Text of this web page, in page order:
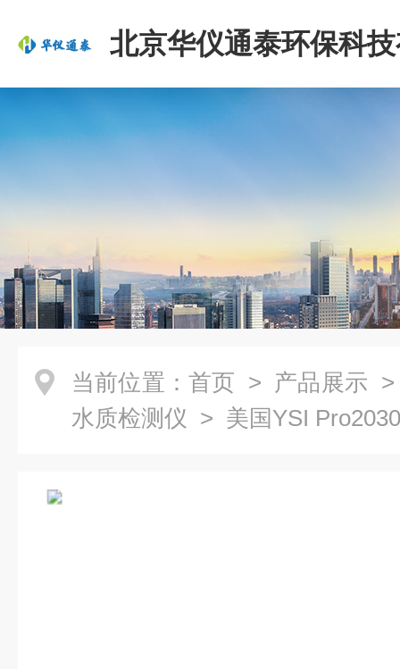
北京华仪通泰环保科
司
当前位置： 首页 > 产品展示
水质检测仪 > 美国YSI